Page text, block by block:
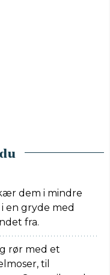
dem i mindre
en gryde med
fra.
rør med et
til